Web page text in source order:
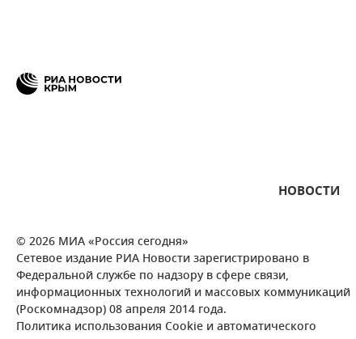
НОВОСТИ
© 2026 МИА «Россия сегодня»
Сетевое издание РИА Новости зарегистрировано в
Федеральной службе по надзору в сфере связи,
информационных технологий и массовых коммуникаций
(Роскомнадзор) 08 апреля 2014 года.
Политика использования Cookie и автоматического